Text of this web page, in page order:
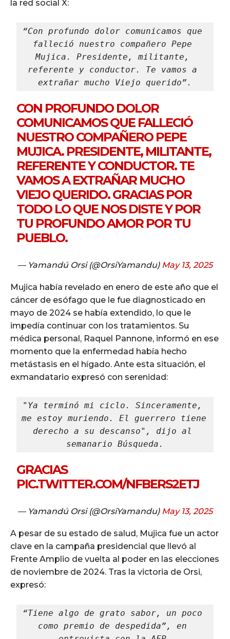
la red social X:
“Con profundo dolor comunicamos que
falleció nuestro compañero Pepe
Mujica. Presidente, militante,
referente y conductor. Te vamos a
extrañar mucho Viejo querido”.
CON PROFUNDO DOLOR
COMUNICAMOS QUE FALLECIÓ
NUESTRO COMPAÑERO PEPE
MUJICA. PRESIDENTE, MILITANTE,
REFERENTE Y CONDUCTOR. TE
VAMOS A EXTRAÑAR MUCHO
VIEJO QUERIDO. GRACIAS POR
TODO LO QUE NOS DISTE Y POR
TU PROFUNDO AMOR POR TU
PUEBLO.
— Yamandú Orsi (@OrsiYamandu) May 13, 2025
Mujica había revelado en enero de este año que el
cáncer de esófago que le fue diagnosticado en
mayo de 2024 se había extendido, lo que le
impedía continuar con los tratamientos. Su
médica personal, Raquel Pannone, informó en ese
momento que la enfermedad había hecho
metástasis en el hígado. Ante esta situación, el
exmandatario expresó con serenidad:
"Ya terminó mi ciclo. Sinceramente,
me estoy muriendo. El guerrero tiene
derecho a su descanso", dijo al
semanario Búsqueda.
GRACIAS
PIC.TWITTER.COM/NFBERS2ETJ
— Yamandú Orsi (@OrsiYamandu) May 13, 2025
A pesar de su estado de salud, Mujica fue un actor
clave en la campaña presidencial que llevó al
Frente Amplio de vuelta al poder en las elecciones
de noviembre de 2024. Tras la victoria de Orsi,
expresó:
“Tiene algo de grato sabor, un poco
como premio de despedida”, en